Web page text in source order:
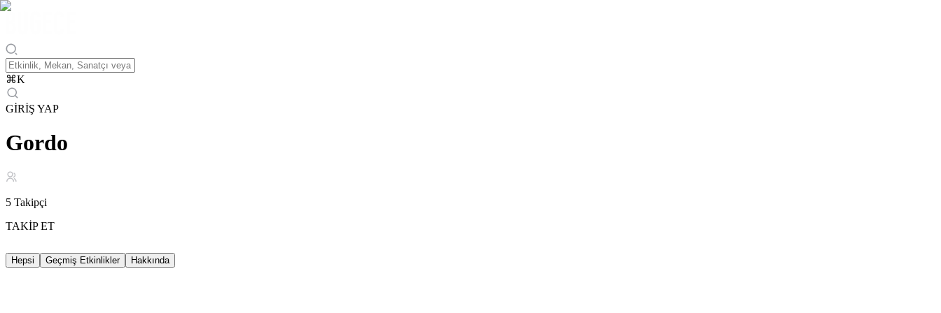
⌘K
GİRİŞ YAP
Gordo
5 Takipçi
TAKİP ET
Hepsi Geçmiş Etkinlikler Hakkında